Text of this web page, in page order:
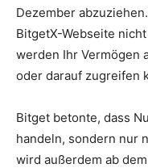
Dezember
BitgetX-Webseite
werden Ihr Vermögen
oder darauf zugreifen
Bitget betonte, dass
handeln, sondern nur
wird außerdem ab